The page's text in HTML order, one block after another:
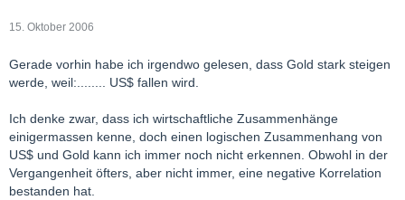
15. Oktober 2006
Gerade vorhin habe ich irgendwo gelesen, dass Gold stark steigen
werde, weil:........ US$ fallen wird.
Ich denke zwar, dass ich wirtschaftliche Zusammenhänge
einigermassen kenne, doch einen logischen Zusammenhang von
US$ und Gold kann ich immer noch nicht erkennen. Obwohl in der
Vergangenheit öfters, aber nicht immer, eine negative Korrelation
bestanden hat.